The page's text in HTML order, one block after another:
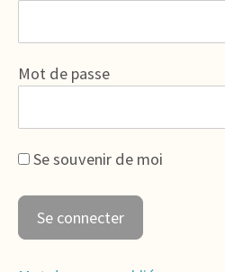
Mot de passe
Se souvenir de moi